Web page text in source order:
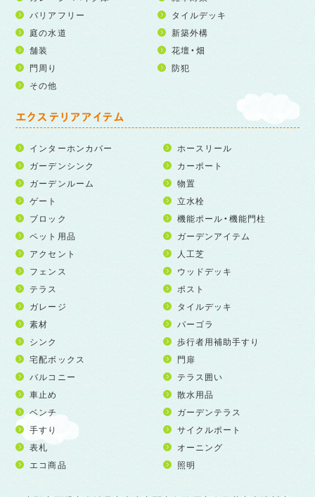
バリアフリー
タイルデッキ
庭の水道
新築外構
舗装
花壇・畑
門周り
防犯
その他
エクステリアアイテム
インターホンカバー
ホースリール
ガーデンシンク
カーポート
ガーデンルーム
物置
ゲート
立水栓
ブロック
機能ポール・機能門柱
ペット用品
ガーデンアイテム
アクセント
人工芝
フェンス
ウッドデッキ
テラス
ポスト
ガレージ
タイルデッキ
素材
パーゴラ
シンク
歩行者用補助手すり
宅配ボックス
門扉
バルコニー
テラス囲い
車止め
散水用品
ベンチ
ガーデンテラス
手すり
サイクルポート
表札
オーニング
エコ商品
照明